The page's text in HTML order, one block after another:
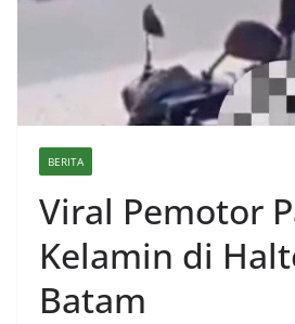
BERITA
Viral Pemotor
Kelamin di
Batam